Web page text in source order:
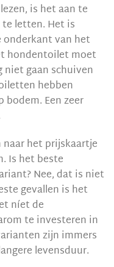
is het aan te
letten. Het is
van het
hondentoilet moet
gaan schuiven
hebben
Een zeer
het prijskaartje
Is het beste
Nee, dat is niet
gevallen is het
níet de
te investeren in
zijn immers
levensduur.